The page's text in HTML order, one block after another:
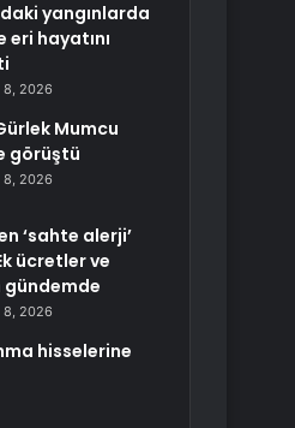
yangınlarda
eri hayatını
8, 2026
Mumcu
görüştü
8, 2026
‘sahte alerji’
ücretler ve
8, 2026
hisselerine